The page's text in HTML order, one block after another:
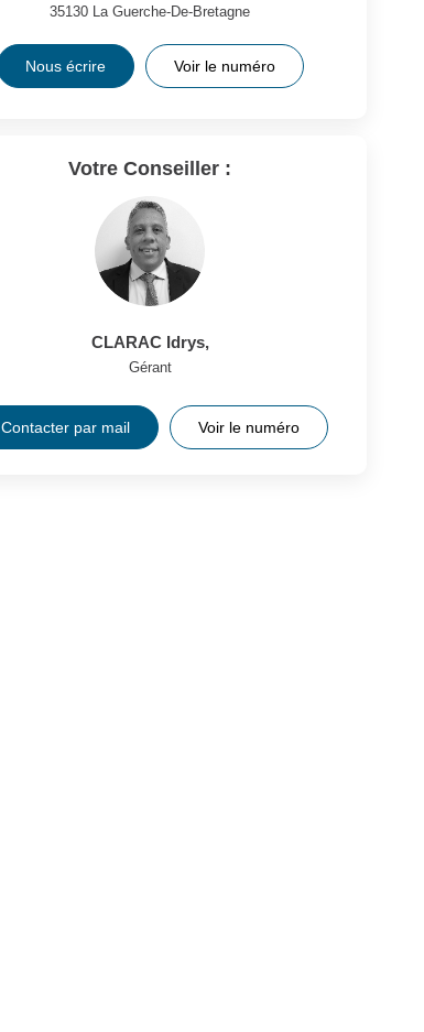
35130 La Guerche-De-Bretagne
Nous écrire Voir le numéro
Votre Conseiller :
CLARAC Idrys,
Gérant
Contacter par mail Voir le numéro